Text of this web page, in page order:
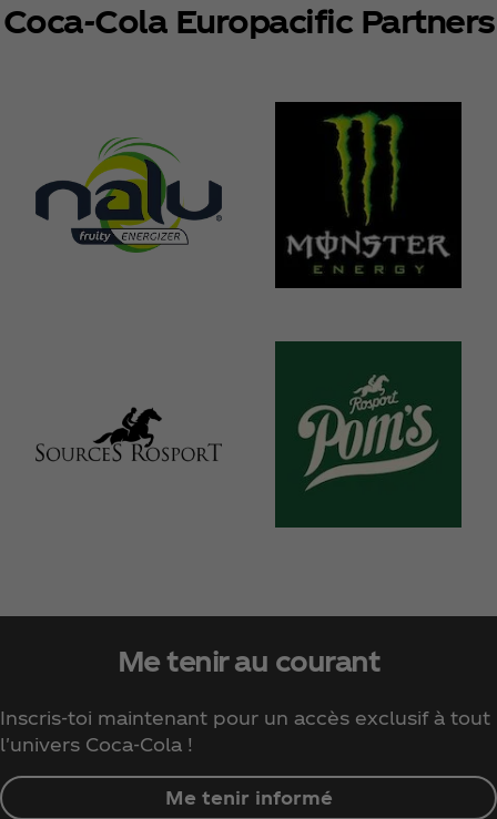
Coca‑Cola Europacific Partners
Me tenir au courant
Inscris-toi maintenant pour un accès exclusif à tout
l'univers Coca‑Cola !
Me tenir informé